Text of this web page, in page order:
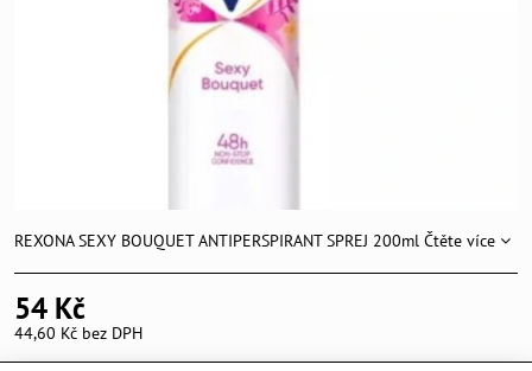
REXONA SEXY BOUQUET ANTIPERSPIRANT SPREJ 200ml Čtěte více
54 Kč
44,60 Kč bez DPH